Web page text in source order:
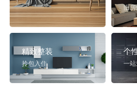
旧
精致整装
拎包入住
个
一